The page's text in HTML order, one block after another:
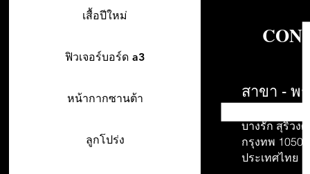
เสื้อปีใหม่
ฟิวเจอร์บอร์ด a3
หน้ากากซานต้า
ลูกโปร่ง
สาขา - พ
บางรัก สุริวงศ์
กรุงทพ 10500
ประเทศไทย